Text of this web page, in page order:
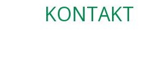
KONTAKT